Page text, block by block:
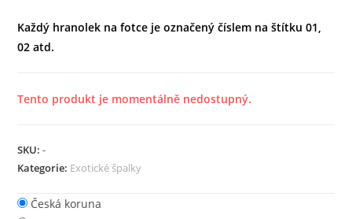
Každý hranolek na fotce je označený číslem na štítku 01,
02 atd.
Tento produkt je momentálně nedostupný.
SKU:-
Kategorie: Exotické špalky
Česká koruna